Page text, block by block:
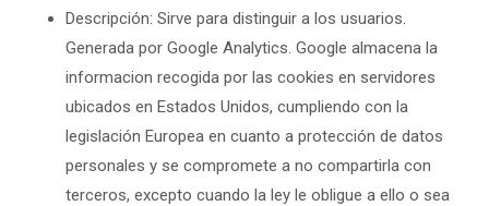
Descripción: Sirve para distinguir a los usuarios.
Generada por Google Analytics. Google almacena la
informacion recogida por las cookies en servidores
ubicados en Estados Unidos, cumpliendo con la
legislación Europea en cuanto a protección de datos
personales y se compromete a no compartirla con
terceros, excepto cuando la ley le obligue a ello o sea